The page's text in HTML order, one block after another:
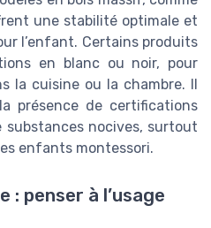
une stabilité optimale et
l’enfant. Certains produits
en blanc ou noir, pour
la cuisine ou la chambre. Il
présence de certifications
substances nocives, surtout
enfants montessori.
: penser à l’usage